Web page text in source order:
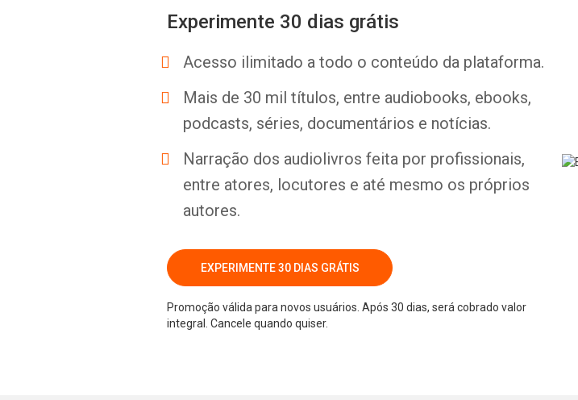
Experimente 30 dias grátis
Acesso ilimitado a todo o conteúdo da plataforma.
Mais de 30 mil títulos, entre audiobooks, ebooks,
podcasts, séries, documentários e notícias.
Narração dos audiolivros feita por profissionais,
entre atores, locutores e até mesmo os próprios
autores.
EXPERIMENTE 30 DIAS GRÁTIS
Promoção válida para novos usuários. Após 30 dias, será cobrado valor
integral. Cancele quando quiser.
Whatsapp Facebook